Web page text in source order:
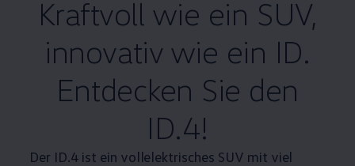
Kraftvoll wie ein SUV,
innovativ wie ein ID.
Entdecken Sie den
ID.4!
Der ID.4 ist ein vollelektrisches SUV mit viel